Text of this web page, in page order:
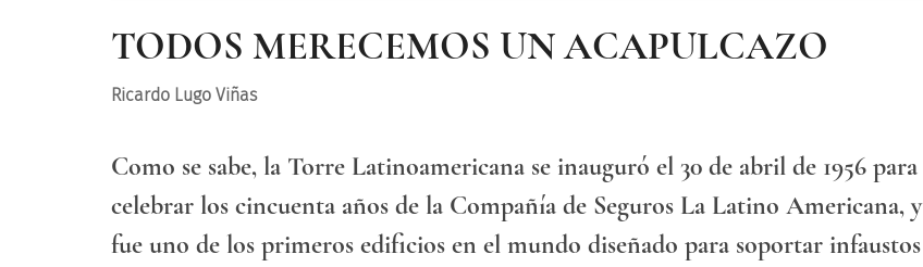
TODOS MERECEMOS UN ACAPULCAZO
Ricardo Lugo Viñas
Como se sabe, la Torre Latinoamericana se inauguró el 30 de abril de 1956 para
celebrar los cincuenta años de la Compañía de Seguros La Latino Americana, y
fue uno de los primeros edificios en el mundo diseñado para soportar infaustos